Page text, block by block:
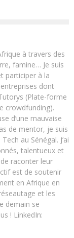
à travers des
famine… Je suis
participer à la
dont
(Plate-forme
crowdfunding).
d’une mauvaise
de mentor, je suis
au Sénégal. J’ai
talentueux et
raconter leur
est de soutenir
en Afrique en
et les
demain se
! LinkedIn: